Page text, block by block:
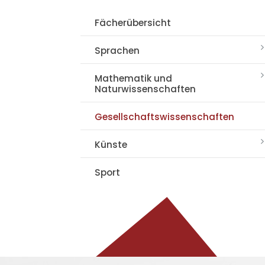
Fächerübersicht
Sprachen
Mathematik und
Naturwissenschaften
Gesellschaftswissenschaften
Künste
Sport